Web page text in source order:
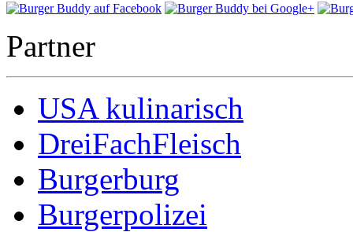
Partner
USA kulinarisch
DreiFachFleisch
Burgerburg
Burgerpolizei